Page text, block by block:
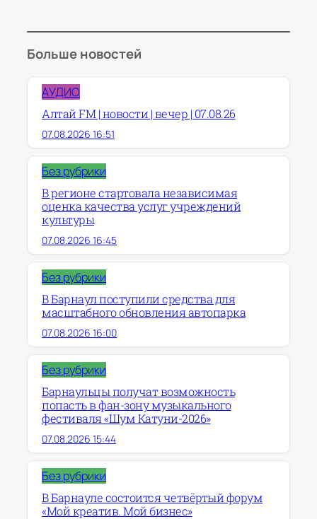
Больше новостей
АУДИО
Алтай FM | новости | вечер | 07.08.26
07.08.2026 16:51
Без рубрики
В регионе стартовала независимая
оценка качества услуг учреждений
культуры
07.08.2026 16:45
Без рубрики
В Барнаул поступили средства для
масштабного обновления автопарка
07.08.2026 16:00
Без рубрики
Барнаульцы получат возможность
попасть в фан-зону музыкального
фестиваля «Шум Катуни-2026»
07.08.2026 15:44
Без рубрики
В Барнауле состоится четвёртый форум
«Мой креатив. Мой бизнес»